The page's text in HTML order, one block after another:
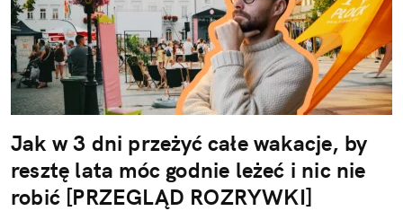
Jak w 3 dni przeżyć całe wakacje, by
resztę lata móc godnie leżeć i nic nie
robić [PRZEGLĄD ROZRYWKI]